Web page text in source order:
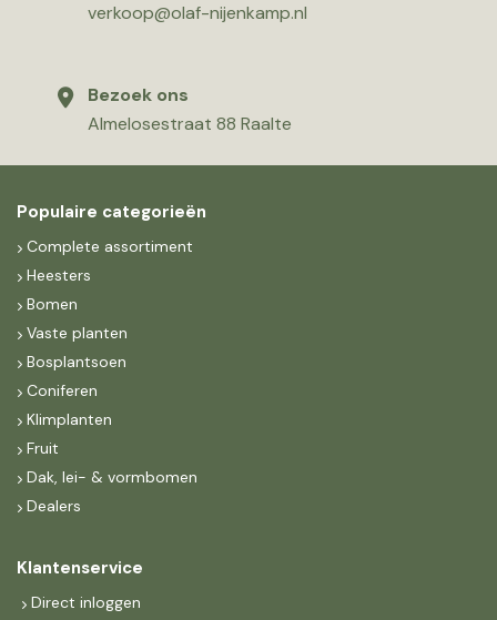
verkoop@olaf-nijenkamp.nl
Bezoek ons
Almelosestraat 88 Raalte
Populaire categorieën
Complete assortiment
Heesters
Bomen
Vaste planten
Bosplantsoen
Coniferen
Klimplanten
Fruit
Dak, lei- & vormbomen
Dealers
Klantenservice
Direct inloggen